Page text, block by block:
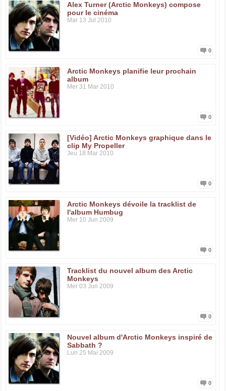
Alex Turner (Arctic Monkeys) compose
pour le cinéma
Mar 13 Jul 2010
0
Arctic Monkeys planifie leur prochain
album
Mer 31 Mar 2010
0
[Vidéo] Arctic Monkeys graphique dans le
clip My Propeller
Jeu 18 Mar 2010
0
Arctic Monkeys dévoile la tracklist de
l'album Humbug
Mer 10 Jun 2009
0
Tracklist du nouvel album des Arctic
Monkeys
Mer 03 Jun 2009
0
Nouvel album d'Arctic Monkeys inspiré de
Sabbath ?
Lun 25 Mai 2009
0